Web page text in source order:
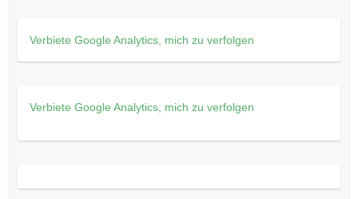
Verbiete Google Analytics, mich zu verfolgen
Verbiete Google Analytics, mich zu verfolgen